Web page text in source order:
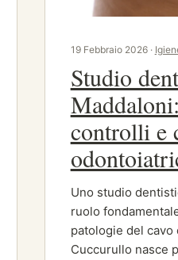
19 Febbraio 2026 ·
Studio
controlli e
Uno studio
ruolo
patologie del
Cuccurullo nasce